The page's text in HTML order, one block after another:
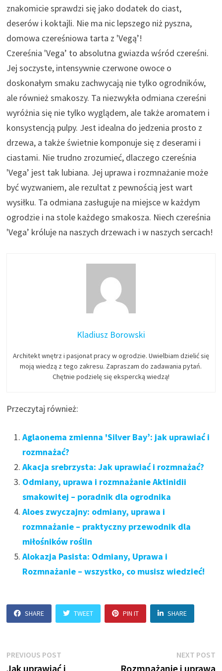
znakomicie sprawdzi się jako dodatek do ciast,
deserów i koktajli. Nie ma nic lepszego niż pyszna,
domowa czereśniowa tarta z 'Vegą’!
Czereśnia 'Vega’ to absolutna gwiazda wśród czereśni.
Jej soczyste, intensywnie czerwone owoce o
doskonałym smaku zachwycają nie tylko ogrodników,
ale również smakoszy. Ta niezwykła odmiana czereśni
wyróżnia się nie tylko wyglądem, ale także aromatem i
konsystencją pulpy. Jest idealna do jedzenia prosto z
drzewa, a także świetnie komponuje się z deserami i
ciastami. Nie trudno zrozumieć, dlaczego czereśnia
'Vega’ jest tak lubiana. Jej uprawa i rozmnażanie może
być wyzwaniem, ale rezultat z pewnością jest wart
wysiłku. Ta odmiana zasługuje na miejsce w każdym
ogrodzie i na stole każdego smakosza. Niech czereśnia
'Vega’ króluje na naszych drzewach i w naszych sercach!
Kladiusz Borowski
Architekt wnętrz i pasjonat pracy w ogrodzie. Uwielbiam dzielić się
moją wiedzą z tego zakresu. Zapraszam do zadawania pytań.
Chętnie podzielę się ekspercką wiedzą!
Przeczytaj również:
Aglaonema zmienna 'Silver Bay’: jak uprawiać i
rozmnażać?
Akacja srebrzysta: Jak uprawiać i rozmnażać?
Odmiany, uprawa i rozmnażanie Aktinidii
smakowitej – poradnik dla ogrodnika
Aloes zwyczajny: odmiany, uprawa i
rozmnażanie – praktyczny przewodnik dla
miłośników roślin
Alokazja Pasista: Odmiany, Uprawa i
Rozmnażanie – wszystko, co musisz wiedzieć!
SHARE TWEET PIN IT SHARE
Nawigacja
PREVIOUS POST
post:
Jak uprawiać i
NEXT POST
Rozmnażanie i uprawa